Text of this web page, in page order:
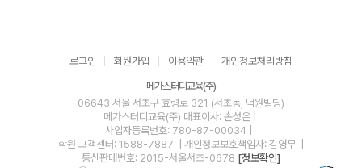
로그인 회원가입 이용약관 개인정보처리방침
메가스터디교육(주)
06643 서울 서초구 효령로 321 (서초동, 덕원빌딩)
메가스터디교육(주) 대표이사: 손성은 |
사업자등록번호: 780-87-00034
학원 고객센터: 1588-7887
| 개인정보보호책임자: 김영무
통신판매번호: 2015-서울서초-0678 [정보확인]